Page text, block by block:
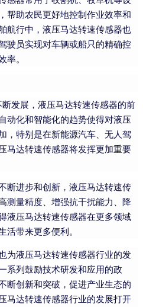
帮助农民更好地控制作业效率和
航行中，液压马达转速传感器也
驶员实现对车辆或船只的精确控
率。
发展，液压马达转速传感器的前
动化和智能化的趋势使得对液压
，特别是在新能源汽车、无人驾
马达转速传感器将发挥更加重要
断进步和创新，液压马达转速传
测量精度、增强抗干扰能力、降
液压马达转速传感器在更多领域
活带来更多便利。
为液压马达转速传感器行业的发
系列鼓励技术研发和应用的政
断创新和突破，促进产业生态的
马达转速传感器行业的发展打开